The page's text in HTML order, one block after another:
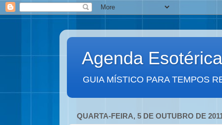
Agenda Esotérica
GUIA MÍSTICO PARA TEMPOS
QUARTA-FEIRA, 5 DE OUTUBRO DE